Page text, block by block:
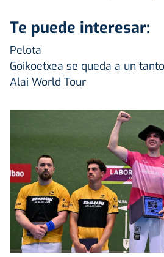
Te puede interesar:
Pelota
Goikoetxea se queda a un
Alai World Tour